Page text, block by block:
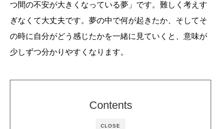
つ間の不安が大きくなっている夢」です。難しく考えす
ぎなくて大丈夫です。夢の中で何が起きたか、そしてそ
の時に自分がどう感じたかを一緒に見ていくと、意味が
少しずつ分かりやすくなります。
CLOSE
Contents